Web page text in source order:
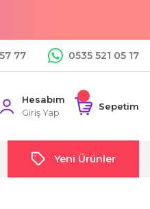
77 0535 521 05 17
Hesabım
Giriş Yap
Sepetim
Yeni Ürünler